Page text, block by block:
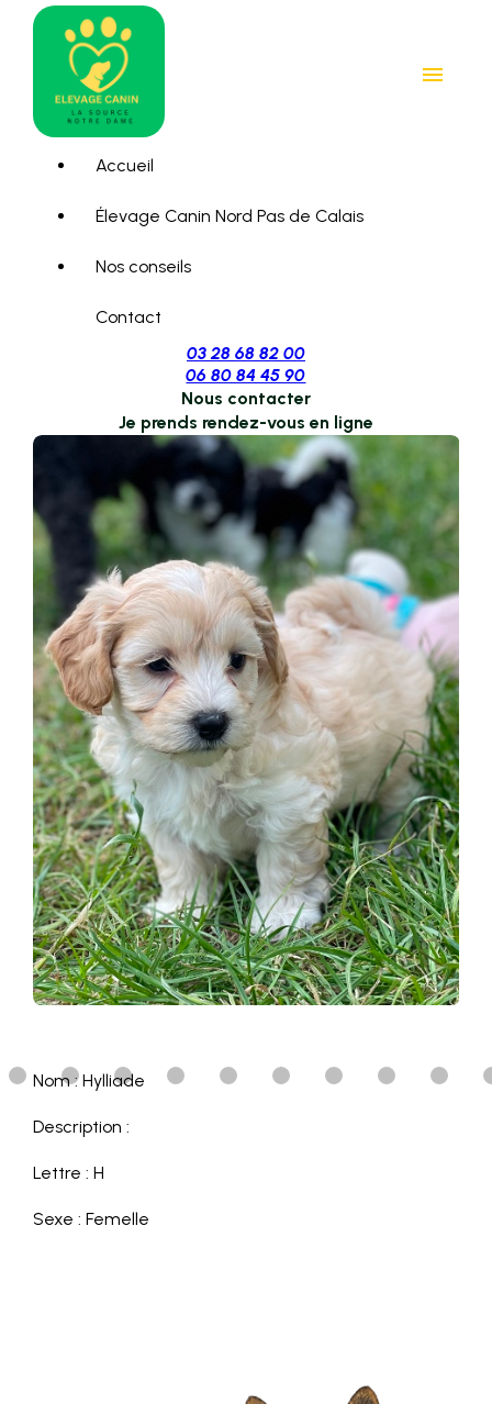
menu
Accueil
Élevage Canin Nord Pas de Calais
Nos conseils
Contact
03 28 68 82 00
06 80 84 45 90
Nous contacter
Je prends rendez-vous en ligne
Nom : Hylliade
Description :
Lettre : H
Sexe : Femelle
Panneau de gestion des cookies